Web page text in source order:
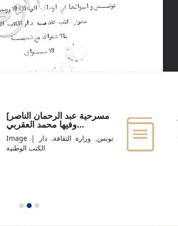
[مسرحية عبد الرحمان الناصر
وفيها محمد العقربي...
Image | تونس. وزارة الثقافة. دار
الكتب الوطنية